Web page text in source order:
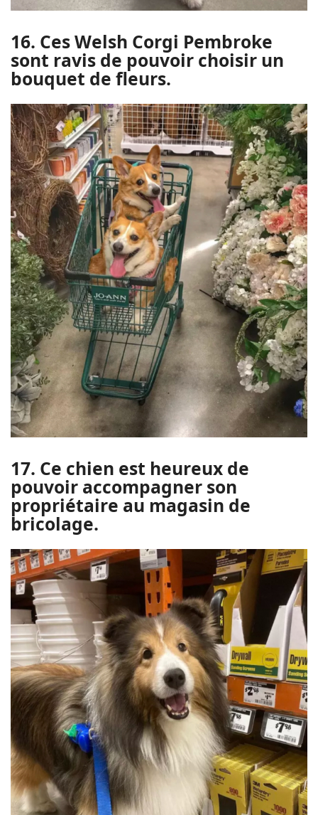
16. Ces Welsh Corgi Pembroke
sont ravis de pouvoir choisir un
bouquet de fleurs.
17. Ce chien est heureux de
pouvoir accompagner son
propriétaire au magasin de
bricolage.